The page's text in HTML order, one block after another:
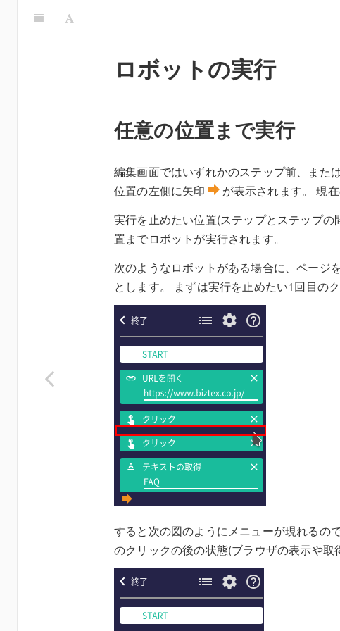
ロボットの実行
任意の位置まで実行
編集画面ではいずれかのステップ前、また
位置の左側に矢印 forward が表示されます。 現
実行を止めたい位置(ステップとステップの
置までロボットが実行されます。
次のようなロボットがある場合に、ページ
とします。 まずは実行を止めたい1回目の
すると次の図のようにメニューが現れるので
のクリックの後の状態(ブラウザの表示や取